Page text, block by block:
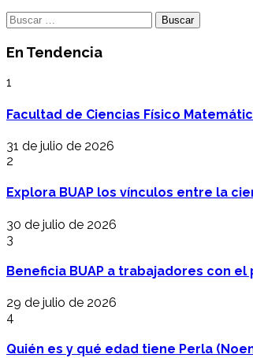
Buscar:
En Tendencia
1
Facultad de Ciencias Físico
31 de julio de 2026
2
Explora BUAP los vínculos entre la
30 de julio de 2026
3
Beneficia BUAP a trabajadores con el
29 de julio de 2026
4
Quién es y qué edad tiene Perla